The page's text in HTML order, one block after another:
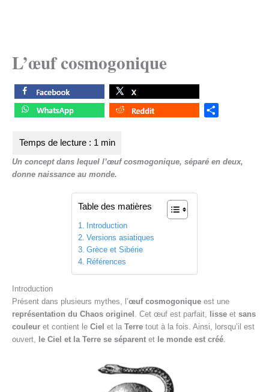
L’œuf cosmogonique
e
Un concept dans lequel l’œuf cosmogonique, séparé en deux,
donne naissance au monde.
Table des matières
Introduction
Versions asiatiques
Grèce et Sibérie
Références
Introduction
Présent dans plusieurs mythes, l’œuf cosmogonique est une
représentation du Chaos originel
. Cet œuf est parfait, lisse et sans
couleur et contient le Ciel et la Terre tout à la fois. Ainsi, lorsqu’il est
ouvert,
le Ciel et la Terre se séparent et le monde est créé